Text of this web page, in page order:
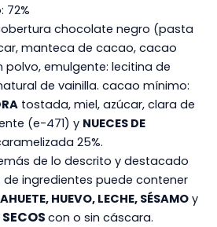
72%
chocolate negro (pasta
manteca de cacao, cacao
polvo, emulgente: lecitina de
de vainilla. cacao mínimo:
tostada, miel, azúcar, clara de
(e-471) y NUECES DE
25%.
de lo descrito y destacado
ingredientes puede contener
HUEVO, LECHE, SÉSAMOy
con o sin cáscara.